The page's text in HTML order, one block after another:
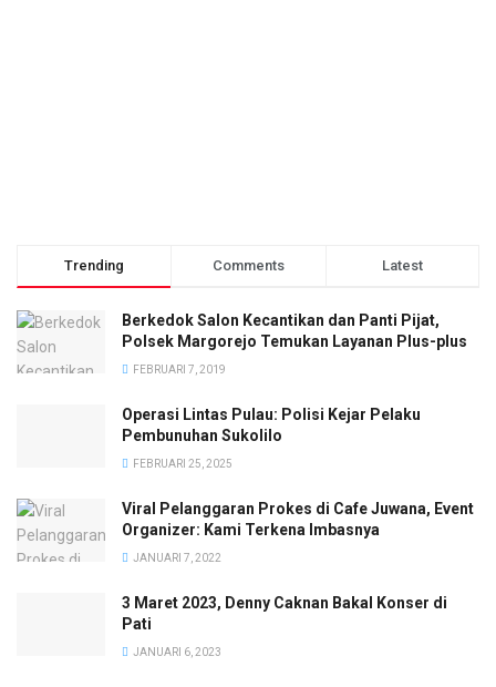
Trending Comments Latest
Berkedok Salon Kecantikan dan Panti Pijat,
Polsek Margorejo Temukan Layanan Plus-plus
FEBRUARI 7, 2019
Operasi Lintas Pulau: Polisi Kejar Pelaku
Pembunuhan Sukolilo
FEBRUARI 25, 2025
Viral Pelanggaran Prokes di Cafe Juwana, Event
Organizer: Kami Terkena Imbasnya
JANUARI 7, 2022
3 Maret 2023, Denny Caknan Bakal Konser di
Pati
JANUARI 6, 2023